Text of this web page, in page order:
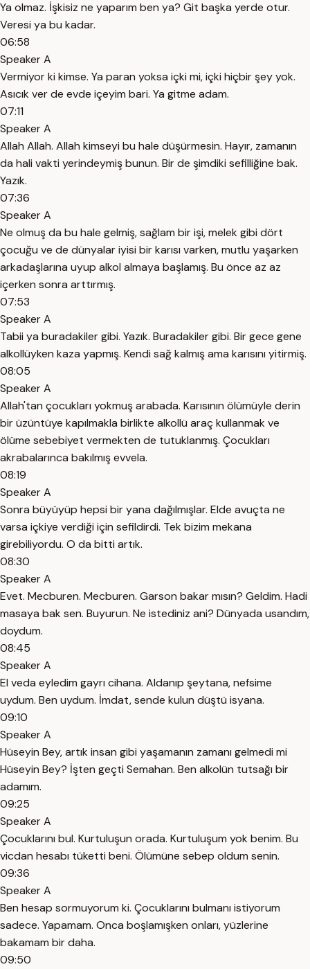
Ya olmaz. İşkisiz ne yaparım ben ya? Git başka yerde otur.
Veresi ya bu kadar.
06:58
Speaker A
Vermiyor ki kimse. Ya paran yoksa içki mi, içki hiçbir şey yok.
Asıcık ver de evde içeyim bari. Ya gitme adam.
07:11
Speaker A
Allah Allah. Allah kimseyi bu hale düşürmesin. Hayır, zamanın
da hali vakti yerindeymiş bunun. Bir de şimdiki sefilliğine bak.
Yazık.
07:36
Speaker A
Ne olmuş da bu hale gelmiş, sağlam bir işi, melek gibi dört
çocuğu ve de dünyalar iyisi bir karısı varken, mutlu yaşarken
arkadaşlarına uyup alkol almaya başlamış. Bu önce az az
içerken sonra arttırmış.
07:53
Speaker A
Tabii ya buradakiler gibi. Yazık. Buradakiler gibi. Bir gece gene
alkollüyken kaza yapmış. Kendi sağ kalmış ama karısını yitirmiş.
08:05
Speaker A
Allah'tan çocukları yokmuş arabada. Karısının ölümüyle derin
bir üzüntüye kapılmakla birlikte alkollü araç kullanmak ve
ölüme sebebiyet vermekten de tutuklanmış. Çocukları
akrabalarınca bakılmış evvela.
08:19
Speaker A
Sonra büyüyüp hepsi bir yana dağılmışlar. Elde avuçta ne
varsa içkiye verdiği için sefildirdi. Tek bizim mekana
girebiliyordu. O da bitti artık.
08:30
Speaker A
Evet. Mecburen. Mecburen. Garson bakar mısın? Geldim. Hadi
masaya bak sen. Buyurun. Ne istediniz ani? Dünyada usandım,
doydum.
08:45
Speaker A
El veda eyledim gayrı cihana. Aldanıp şeytana, nefsime
uydum. Ben uydum. İmdat, sende kulun düştü isyana.
09:10
Speaker A
Hüseyin Bey, artık insan gibi yaşamanın zamanı gelmedi mi
Hüseyin Bey? İşten geçti Semahan. Ben alkolün tutsağı bir
adamım.
09:25
Speaker A
Çocuklarını bul. Kurtuluşun orada. Kurtuluşum yok benim. Bu
vicdan hesabı tüketti beni. Ölümüne sebep oldum senin.
09:36
Speaker A
Ben hesap sormuyorum ki. Çocuklarını bulmanı istiyorum
sadece. Yapamam. Onca boşlamışken onları, yüzlerine
bakamam bir daha.
09:50